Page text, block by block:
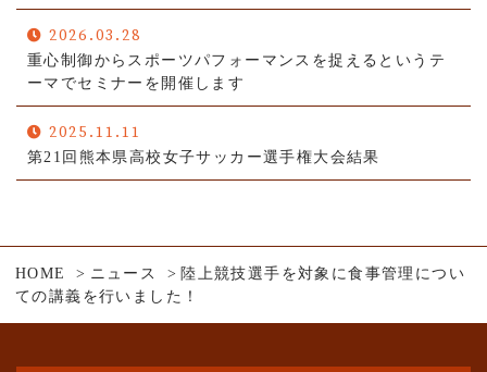
2026.03.28
重心制御からスポーツパフォーマンスを捉えるというテ
ーマでセミナーを開催します
2025.11.11
第21回熊本県高校女子サッカー選手権大会結果
HOME ニュース
陸上競技選手を対象に食事管理につい
ての講義を行いました！